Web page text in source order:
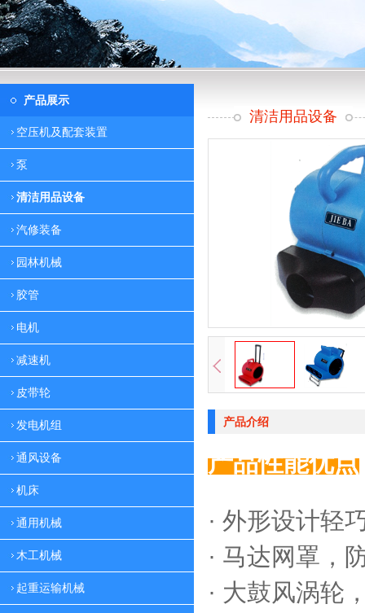
产品展示
空压机及配套装置
泵
清洁用品设备
汽修装备
园林机械
胶管
电机
减速机
皮带轮
发电机组
通风设备
机床
通用机械
木工机械
起重运输机械
清洁用品设备
产品介绍
产品性能优点
· 外形设计轻
· 马达网罩，
· 大鼓风涡轮